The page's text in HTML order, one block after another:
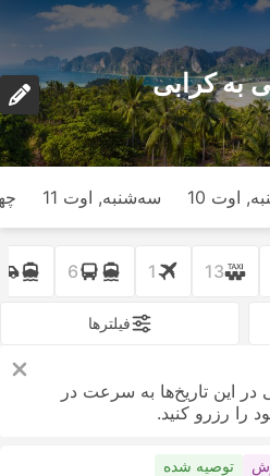
به کرابی
اوت 10 سه‌شنبه, اوت 11
13
1
6
فیلتر‌ها
در این تاریخ‌ها به سرعت در
را رزرو کنید.
توصیه شده